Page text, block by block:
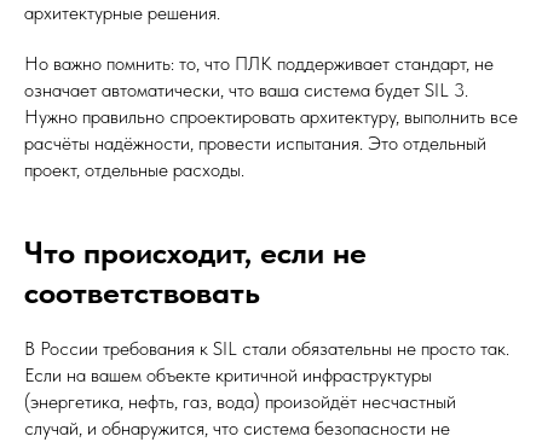
архитектурные решения.
Но важно помнить: то, что ПЛК поддерживает стандарт, не
означает автоматически, что ваша система будет SIL 3.
Нужно правильно спроектировать архитектуру, выполнить все
расчёты надёжности, провести испытания. Это отдельный
проект, отдельные расходы.
Что происходит, если не
соответствовать
В России требования к SIL стали обязательны не просто так.
Если на вашем объекте критичной инфраструктуры
(энергетика, нефть, газ, вода) произойдёт несчастный
случай, и обнаружится, что система безопасности не